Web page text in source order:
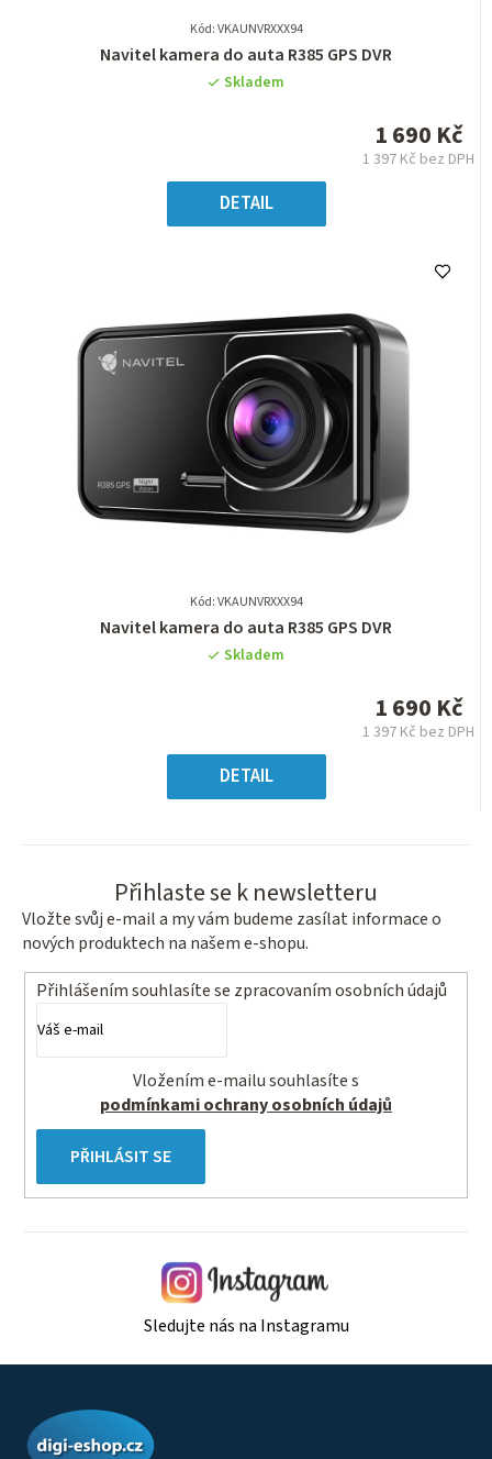
Kód: VKAUNVRXXX94
Průměrné
hodnocení
5
hvězdiček.
Navitel kamera do auta R385 GPS DVR
Skladem
1 690 Kč
1 397 Kč bez DPH
DETAIL
Kód: VKAUNVRXXX94
Průměrné
hodnocení
5
hvězdiček.
Navitel kamera do auta R385 GPS DVR
Skladem
1 690 Kč
1 397 Kč bez DPH
DETAIL
Přihlaste se k newsletteru
Vložte svůj e-mail a my vám budeme zasílat informace o
nových produktech na našem e-shopu.
Přihlášením souhlasíte se zpracovaním osobních údajů
podmínkami ochrany osobních údajů
PŘIHLÁSIT SE
Sledujte nás na Instagramu